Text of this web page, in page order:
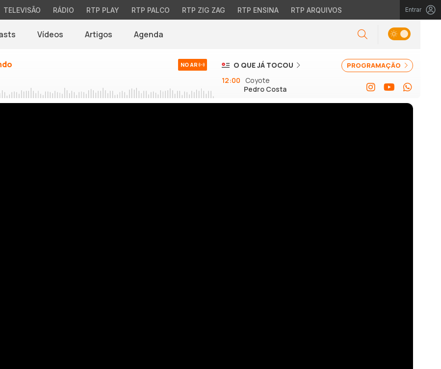
TELEVISÃO RÁDIO RTP PLAY RTP PALCO RTP ZIG ZAG RTP ENSINA RTP ARQUIVOS Entrar
Vídeos Artigos Agenda
NO AR PROGRAMAÇÃO
O QUE JÁ TOCOU
12:00
Coyote
Pedro Costa